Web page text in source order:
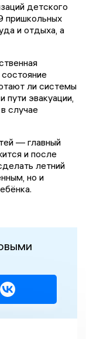
детского
пришкольных
и отдыха, а
ли системы
пути эвакуации,
случае
— главный
и после
летний
но и